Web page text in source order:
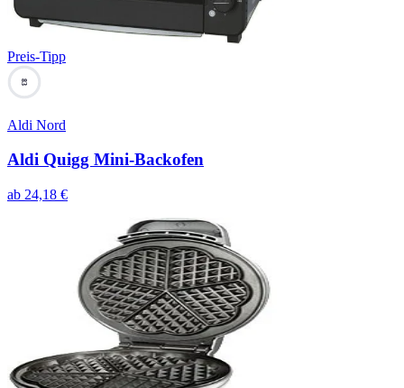
Preis-Tipp
83
Aldi Nord
Aldi Quigg Mini-Backofen
ab 24,18 €